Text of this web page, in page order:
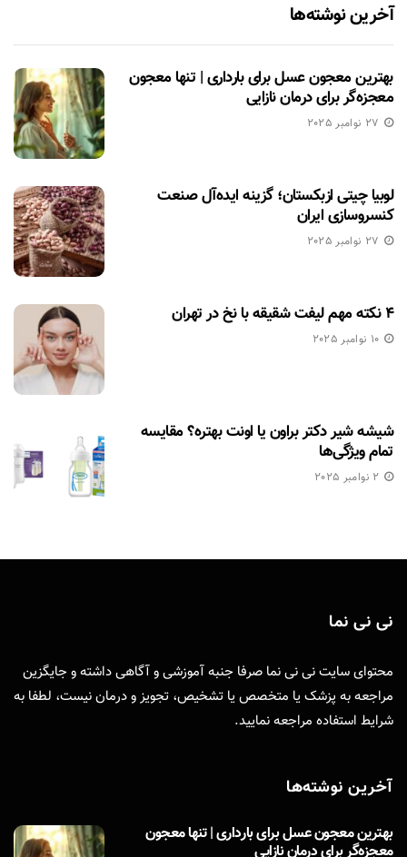
آخرین نوشته‌ها
بهترین معجون عسل برای بارداری | تنها معجون
معجزه‌گر برای درمان نازایی
27 نوامبر 2025
لوبیا چیتی ازبکستان؛ گزینه ایده‌آل صنعت
کنسروسازی ایران
27 نوامبر 2025
۴ نکته مهم لیفت شقیقه با نخ در تهران
10 نوامبر 2025
شیشه شیر دکتر براون یا اونت بهتره؟ مقایسه
تمام ویژگی‌ها
2 نوامبر 2025
نی نی نما
محتوای سایت نی نی نما صرفا جنبه آموزشی و آگاهی داشته و جایگزین
مراجعه به پزشک یا متخصص یا تشخیص، تجویز و درمان نیست، لطفا به
شرایط استفاده مراجعه نمایید.
آخرین نوشته‌ها
بهترین معجون عسل برای بارداری | تنها معجون
معجزه‌گر برای درمان نازایی